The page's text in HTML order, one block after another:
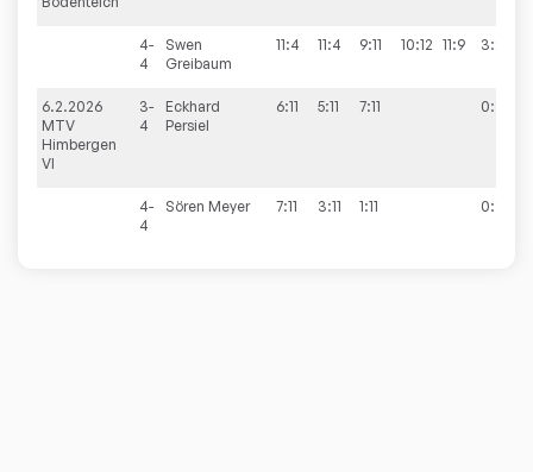
4-
4
Swen
Greibaum
11:4 11:4 9:11 10:12 11:9 3:2
6.2.2026
MTV
Himbergen
VI
3-
4
Eckhard
Persiel
6:11 5:11 7:11 0:3
4-
4
Sören Meyer 7:11 3:11 1:11 0:3